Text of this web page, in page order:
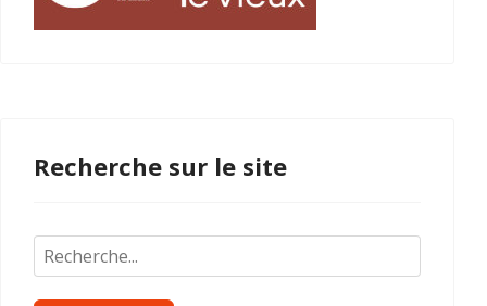
Recherche sur le site
Rechercher